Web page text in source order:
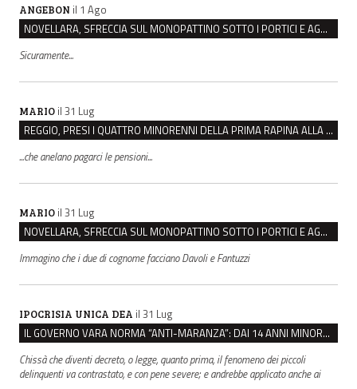
ANGEBON il 1 Ago
NOVELLARA, SFRECCIA SUL MONOPATTINO SOTTO I PORTICI E AGGREDISCE CHI LO RIMPROVERA
Sicuramente...
MARIO il 31 Lug
REGGIO, PRESI I QUATTRO MINORENNI DELLA PRIMA RAPINA ALLA FARMACIA DI COVIOLO
...che anelano pagarci le pensioni...
MARIO il 31 Lug
NOVELLARA, SFRECCIA SUL MONOPATTINO SOTTO I PORTICI E AGGREDISCE CHI LO RIMPROVERA
Immagino che i due di cognome facciano Davoli e Fantuzzi
IPOCRISIA UNICA DEA il 31 Lug
IL GOVERNO VARA NORMA “ANTI-MARANZA”: DAI 14 ANNI MINORENNI IMPUTABILI “FINO A PROVA CONTRARIA”
Chissà che diventi decreto, o legge, quanto prima, il fenomeno dei piccoli
delinquenti va contrastato, e con pene severe; e andrebbe applicato anche ai